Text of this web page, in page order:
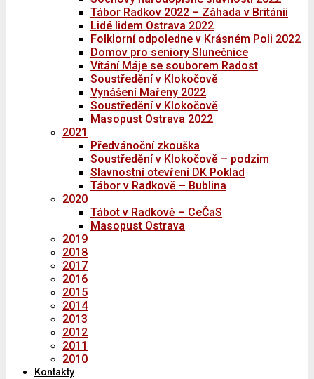
Tábor Radkov 2022 – Záhada v Británii
Lidé lidem Ostrava 2022
Folklorní odpoledne v Krásném Poli 2022
Domov pro seniory Slunečnice
Vítání Máje se souborem Radost
Soustředění v Klokočově
Vynášení Mařeny 2022
Soustředění v Klokočově
Masopust Ostrava 2022
2021
Předvánoční zkouška
Soustředění v Klokočově – podzim
Slavnostní otevření DK Poklad
Tábor v Radkově – Bublina
2020
Tábot v Radkově – CeČaS
Masopust Ostrava
2019
2018
2017
2016
2015
2014
2013
2012
2011
2010
Kontakty